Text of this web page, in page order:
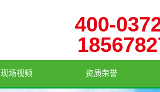
400-
现场视频 资质荣誉